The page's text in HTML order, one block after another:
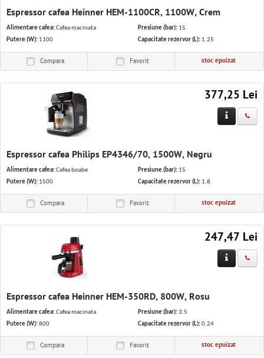
Espressor cafea Heinner HEM-1100CR, 1100W, Crem
Alimentare cafea:Cafea macinata
Putere (W): 1100
Presiune (bar): 15
Capacitate rezervor (L): 1.25
Compara Favorit stoc epuizat
377,25 Lei
Espressor cafea Philips EP4346/70, 1500W, Negru
Alimentare cafea:Cafea boabe
Putere (W): 1500
Presiune (bar): 15
Capacitate rezervor (L): 1.8
Compara Favorit stoc epuizat
247,47 Lei
Espressor cafea Heinner HEM-350RD, 800W, Rosu
Alimentare cafea:Cafea macinata
Putere (W):800
Presiune (bar):3.5
Capacitate rezervor (L):0.24
Compara Favorit stoc epuizat